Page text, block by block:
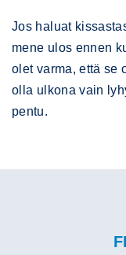
Jos haluat
mene ulos ennen
olet varma, että se
olla ulkona vain
pentu.